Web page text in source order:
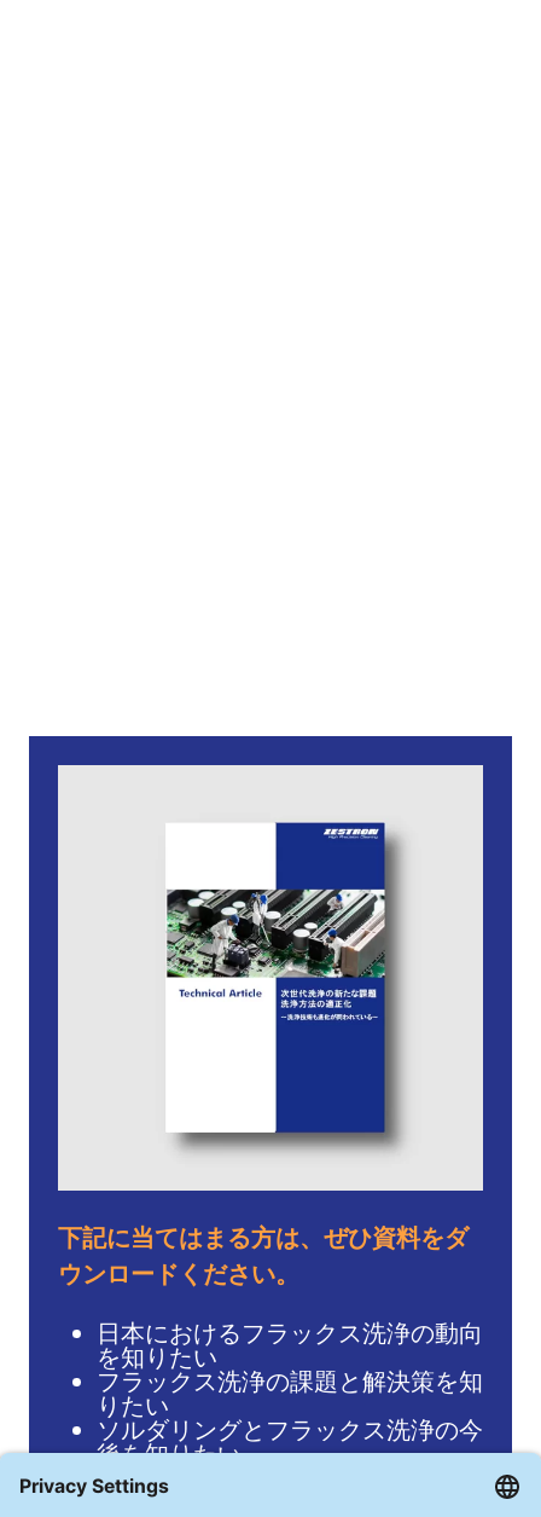
下記に当てはまる方は、ぜひ資料をダ
ウンロードください。
日本におけるフラックス洗浄の動向
を知りたい
フラックス洗浄の課題と解決策を知
りたい
ソルダリングとフラックス洗浄の今
後を知りたい